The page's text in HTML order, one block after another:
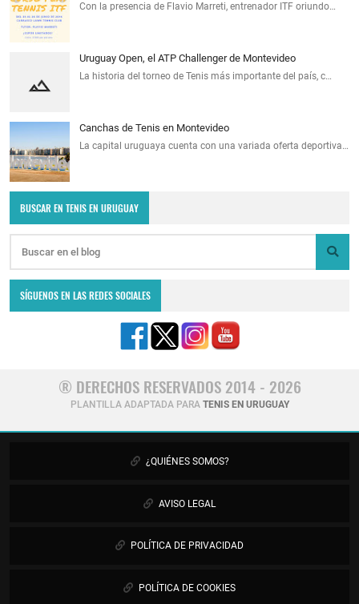
Con la presencia de Flavio Marreti, entrenador ITF oriundo…
Uruguay Open, el ATP Challenger de Montevideo
La historia del torneo de Tenis más importante del país, c…
Canchas de Tenis en Montevideo
La capital uruguaya cuenta con una variada oferta deportiva…
BUSCAR EN TENIS EN URUGUAY
SÍGUENOS EN LAS REDES SOCIALES
® DERECHOS RESERVADOS 2014 - 2026
PLANTILLA ADAPTADA PARA TENIS EN URUGUAY
¿QUIÉNES SOMOS?
AVISO LEGAL
POLÍTICA DE PRIVACIDAD
POLÍTICA DE COOKIES